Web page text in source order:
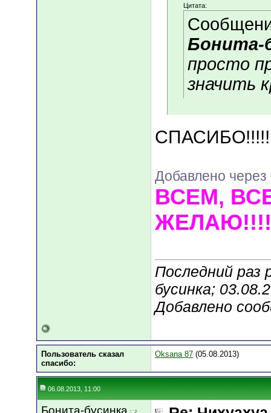
Цитата:
Бонита-
просто
значить
Добавлено
ВСЕМ,
Последний раз
бусинка;
Добавлено
Пользователь сказал
cпасибо:
Oksana 87 (05.08.2013)
06.08.2013, 11:00
Бонита-бусинка